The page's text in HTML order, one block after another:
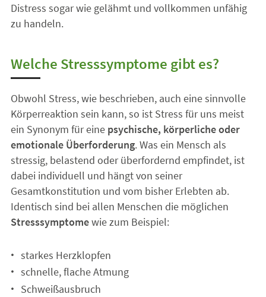
Distress sogar wie gelähmt und vollkommen unfähig
zu handeln.
Welche Stresssymptome gibt es?
Obwohl Stress, wie beschrieben, auch eine sinnvolle
Körperreaktion sein kann, so ist Stress für uns meist
ein Synonym für eine psychische, körperliche oder
emotionale Überforderung. Was ein Mensch als
stressig, belastend oder überfordernd empfindet, ist
dabei individuell und hängt von seiner
Gesamtkonstitution und vom bisher Erlebten ab.
Identisch sind bei allen Menschen die möglichen
Stresssymptomewie zum Beispiel:
starkes Herzklopfen
schnelle, flache Atmung
Schweißausbruch